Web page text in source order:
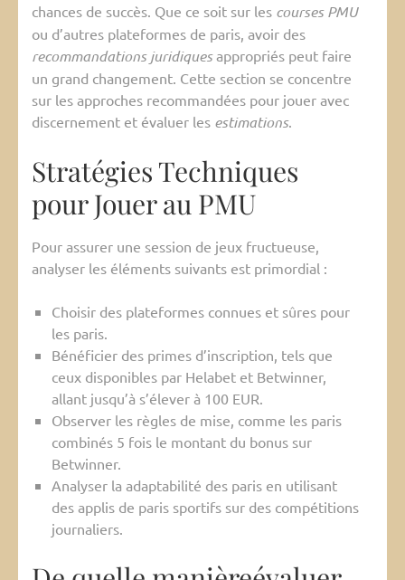
chances de succès. Que ce soit sur les courses PMU
ou d’autres plateformes de paris, avoir des
recommandations juridiquesappropriés peut faire
un grand changement. Cette section se concentre
sur les approches recommandées pour jouer avec
discernement et évaluer les estimations.
Stratégies Techniques
pour Jouer au PMU
Pour assurer une session de jeux fructueuse,
analyser les éléments suivants est primordial :
Choisir des plateformes connues et sûres pour
les paris.
Bénéficier des primes d’inscription, tels que
ceux disponibles par Helabet et Betwinner,
allant jusqu’à s’élever à 100 EUR.
Observer les règles de mise, comme les paris
combinés 5 fois le montant du bonus sur
Betwinner.
Analyser la adaptabilité des paris en utilisant
des applis de paris sportifs sur des compétitions
journaliers.